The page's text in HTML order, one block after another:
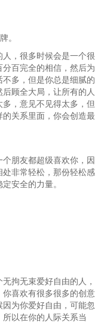
。
，很多时候会是一个很
百完全的相信，然后为
多，但是你总是细腻的
顾全大局，让所有的人
，意见不见得太多，但
关系里面，你会创造最
朋友都超级喜欢你，因
非常轻松，那份轻松感
安全的力量。
拘无束爱好自由的人，
喜欢有很多很多的创意
为你爱好自由，可能忽
以在你的人际关系当